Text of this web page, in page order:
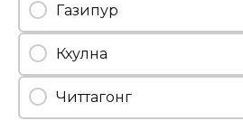
Газипур
Кхулна
Читтагонг